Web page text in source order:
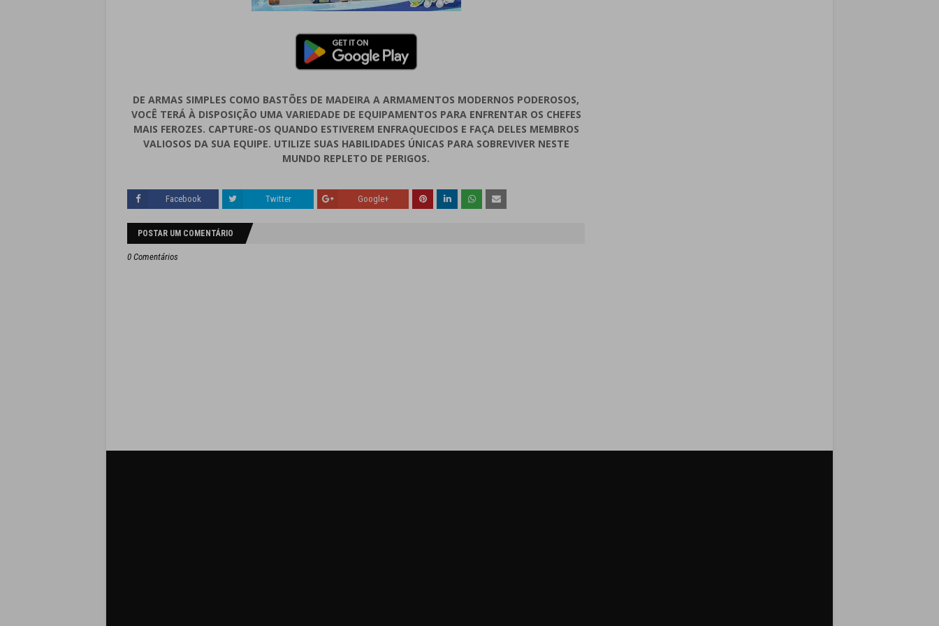
DE ARMAS SIMPLES COMO BASTÕES DE MADEIRA A ARMAMENTOS MODERNOS PODEROSOS,
VOCÊ TERÁ À DISPOSIÇÃO UMA VARIEDADE DE EQUIPAMENTOS PARA ENFRENTAR OS CHEFES
MAIS FEROZES. CAPTURE-OS QUANDO ESTIVEREM ENFRAQUECIDOS E FAÇA DELES MEMBROS
VALIOSOS DA SUA EQUIPE. UTILIZE SUAS HABILIDADES ÚNICAS PARA SOBREVIVER NESTE
MUNDO REPLETO DE PERIGOS.
Facebook Twitter Google+
POSTAR UM COMENTÁRIO
0 Comentários